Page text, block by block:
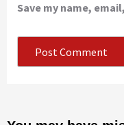
Save my name,